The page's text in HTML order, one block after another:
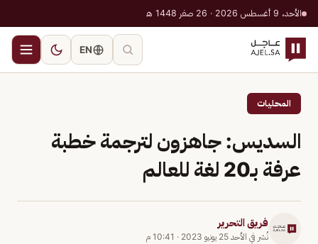
الأحد، 9 أغسطس 2026 · 26 صفر 1448 هـ
EN
المحليات
السديس: جاهزون لترجمة خطبة
عرفة بـ20 لغة للعالم
فريق التحرير
نُشر في الأحد 25 يونيو 2023 · 10:41 م